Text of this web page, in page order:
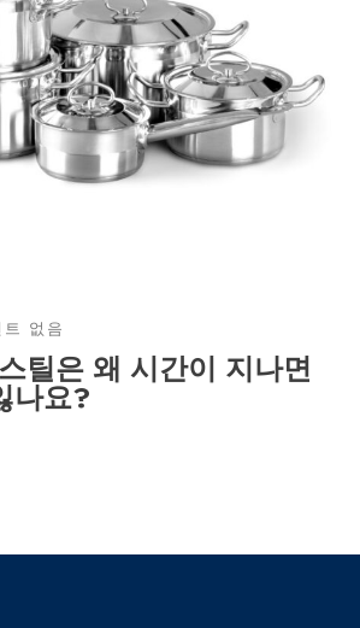
트 없음
틸은 왜 시간이 지나면
나요?